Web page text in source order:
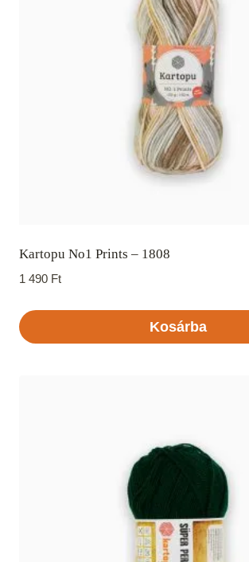
Kartopu No1 Prints – 1808
1 490 Ft
Kosárba